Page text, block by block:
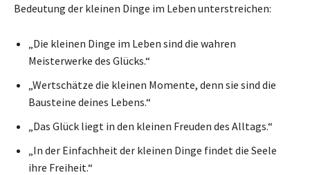
Bedeutung der kleinen Dinge im Leben unterstreichen:
„Die kleinen Dinge im Leben sind die wahren
Meisterwerke des Glücks.“
„Wertschätze die kleinen Momente, denn sie sind die
Bausteine deines Lebens.“
„Das Glück liegt in den kleinen Freuden des Alltags.“
„In der Einfachheit der kleinen Dinge findet die Seele
ihre Freiheit.“